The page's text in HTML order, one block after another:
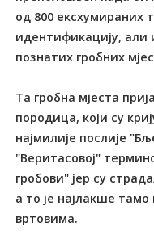
од 800 ексхумираних
идентификацију, али
познатих гробних
Та гробна мјеста
породица, који су
најмилије послије
"Веритасовој"
гробови" јер су
а то је најлакше
вртовима.